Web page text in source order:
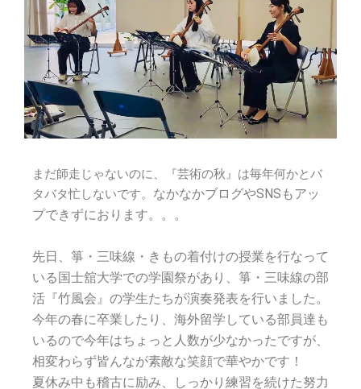
まだ師走じゃないのに、『芸術の秋』は毎年何かとバ
タバタ忙しないです。 なかなかブログやSNSもアッ
プできずにおります。。。
先日、箏・三味線・きもの着付けの授業を行なって
いる国士舘大学での学園祭があり、箏・三味線の部
活『竹風会』の学生たちが演奏発表を行いました。
今年の春に卒業したり、海外留学している部員達も
いるので今年はちょっと人数が少なかったですが、
相変わらず皆んなが素敵な笑顔で華やかです！
夏休み中も稽古に励み、しっかり練習を続けた努力